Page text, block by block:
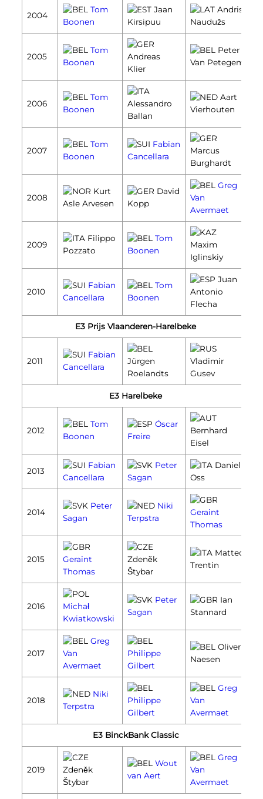
2004
Tom
Boonen
Jaan
Kirsipuu
Andris
Naudužs
2005
Tom
Boonen
Andreas
Klier
Peter
Van Petegem
2006
Tom
Boonen
Alessandro
Ballan
Aart
Vierhouten
2007
Tom
Boonen
Fabian
Cancellara
Marcus
Burghardt
2008
Kurt
Asle Arvesen
David
Kopp
Greg
Van
Avermaet
2009
Filippo
Pozzato
Tom
Boonen
Maxim
Iglinskiy
2010
Fabian
Cancellara
Tom
Boonen
Juan
Antonio
Flecha
E3 Prijs Vlaanderen-Harelbeke
2011
Fabian
Cancellara
Jürgen
Roelandts
Vladimir
Gusev
E3 Harelbeke
2012
Tom
Boonen
Óscar
Freire
Bernhard
Eisel
2013
Fabian
Cancellara
Peter
Sagan
Daniel
Oss
2014
Peter
Sagan
Niki
Terpstra
Geraint
Thomas
2015
Geraint
Thomas
Zdeněk
Štybar
Matteo
Trentin
2016
Michał
Kwiatkowski
Peter
Sagan
Ian
Stannard
2017
Greg
Van
Avermaet
Philippe
Gilbert
Oliver
Naesen
2018
Niki
Terpstra
Philippe
Gilbert
Greg
Van
Avermaet
E3 BinckBank Classic
2019
Zdeněk
Štybar
Wout
van Aert
Greg
Van
Avermaet